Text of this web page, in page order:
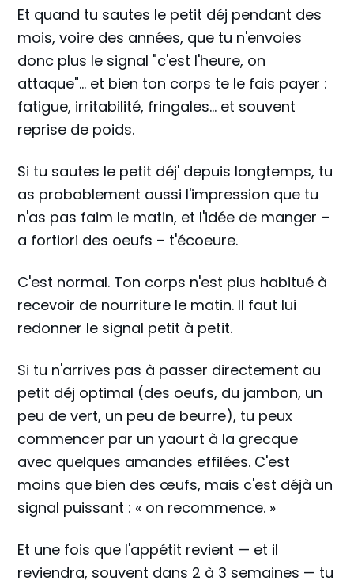
Et quand tu sautes le petit déj pendant des
mois, voire des années, que tu n'envoies
donc plus le signal "c'est l'heure, on
attaque"... et bien ton corps te le fais payer :
fatigue, irritabilité, fringales... et souvent
reprise de poids.
Si tu sautes le petit déj' depuis longtemps, tu
as probablement aussi l'impression que tu
n'as pas faim le matin, et l'idée de manger –
a fortiori des oeufs – t'écoeure.
C'est normal. Ton corps n'est plus habitué à
recevoir de nourriture le matin. Il faut lui
redonner le signal petit à petit.
Si tu n'arrives pas à passer directement au
petit déj optimal (des oeufs, du jambon, un
peu de vert, un peu de beurre), tu peux
commencer par un yaourt à la grecque
avec quelques amandes effilées. C'est
moins que bien des œufs, mais c'est déjà un
signal puissant : « on recommence. »
Et une fois que l'appétit revient — et il
reviendra, souvent dans 2 à 3 semaines — tu